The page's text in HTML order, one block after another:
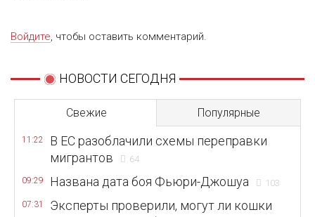
Войдите, чтобы оставить комментарий.
НОВОСТИ СЕГОДНЯ
Свежие Популярные
11:22
В ЕС разоблачили схемы переправки
мигрантов
64
09:29 Названа дата боя Фьюри-Джошуа 103
07:31
Эксперты проверили, могут ли кошки